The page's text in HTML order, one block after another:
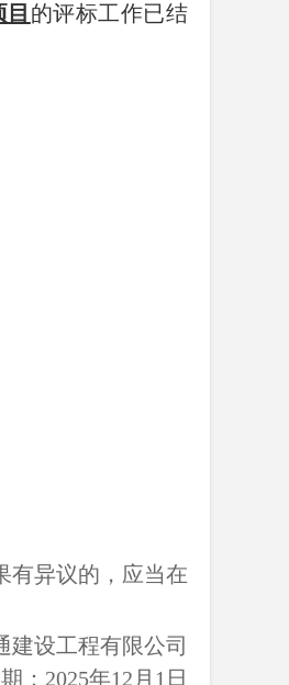
的评标工作已结
有异议的，应当在
建设工程有限公司
：2025年12月1日